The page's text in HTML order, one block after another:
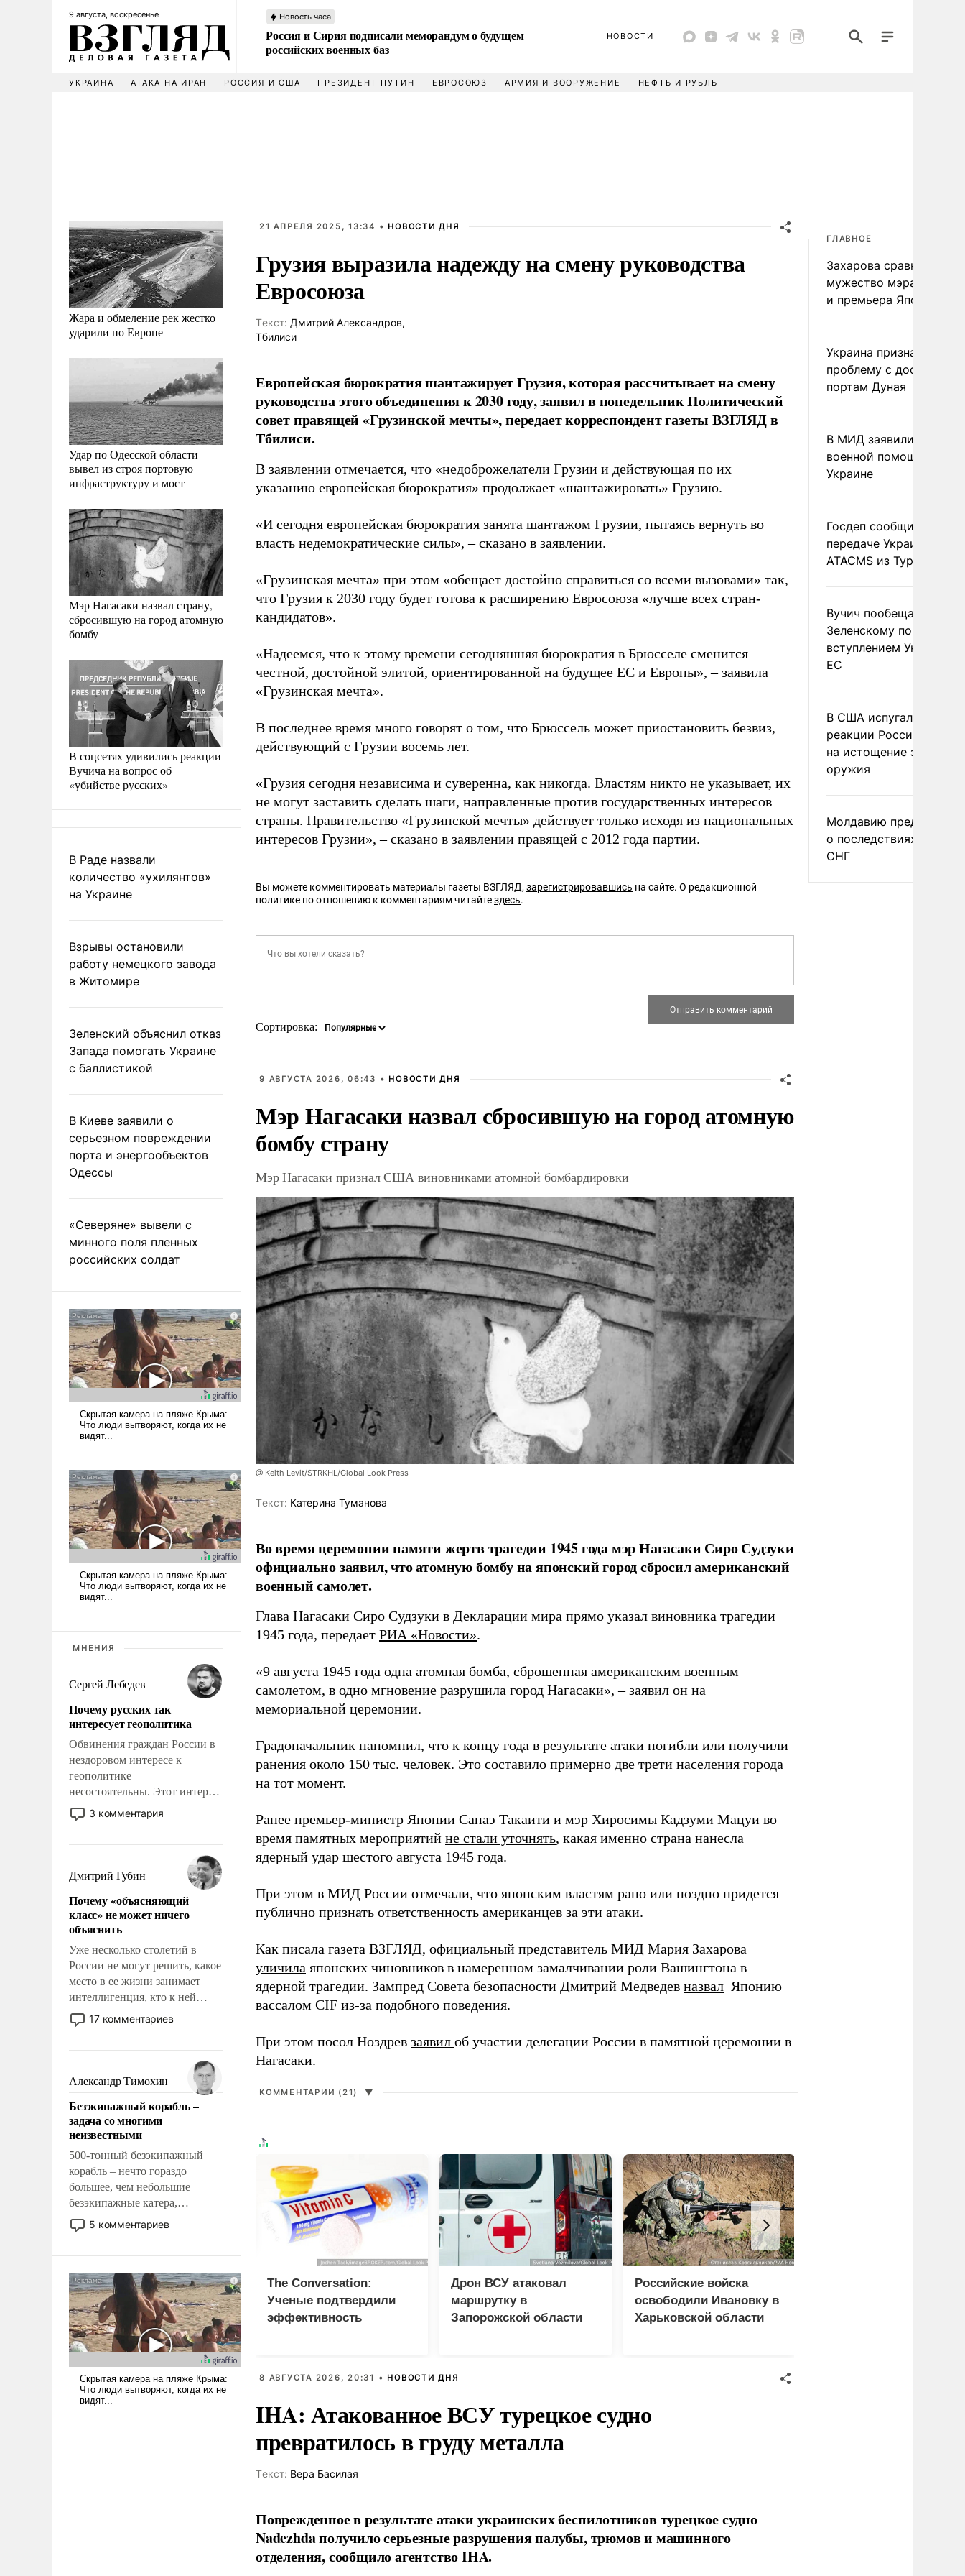
9 августа, воскресенье Новость часа
Россия и Сирия подписали меморандум о будущем
российских военных баз
НОВОСТИ
УКРАИНА АТАКА НА ИРАН РОССИЯ И США ПРЕЗИДЕНТ ПУТИН ЕВРОСОЮЗ АРМИЯ И ВООРУЖЕНИЕ НЕФТЬ И РУБЛЬ
Жара и обмеление рек жестко
ударили по Европе
Удар по Одесской области
вывел из строя портовую
инфраструктуру и мост
Мэр Нагасаки назвал страну,
сбросившую на город атомную
бомбу
В соцсетях удивились реакции
Вучича на вопрос об
«убийстве русских»
В Раде назвали
количество «ухилянтов»
на Украине
Взрывы остановили
работу немецкого завода
в Житомире
Зеленский объяснил отказ
Запада помогать Украине
с баллистикой
В Киеве заявили о
серьезном повреждении
порта и энергообъектов
Одессы
«Северяне» вывели с
минного поля пленных
российских солдат
МНЕНИЯ
Сергей Лебедев
Почему русских так
интересует геополитика
Обвинения граждан России в
нездоровом интересе к
геополитике –
несостоятельны. Этот интерес
рационален и прагматичен. Он
обусловлен тысячелетним
фундаментальным знанием,
что мировая политика имеет
свойство заявляться на порог
нашего дома.
3 комментария
Дмитрий Губин
Почему «объясняющий
класс» не может ничего
объяснить
Уже несколько столетий в
России не могут решить, какое
место в ее жизни занимает
интеллигенция, кто к ней
принадлежит, а кого из нее
исключили с правом
чем она отличается от просто
образованных людей. Иногда
казалось, что эти вопросы
решены раз и навсегда, но –
нет, не решены.
17 комментариев
Александр Тимохин
Безэкипажный корабль –
задача со многими
неизвестными
500-тонный безэкипажный
корабль – нечто гораздо
большее, чем небольшие
безэкипажные катера,
применение которых уже
стало обыденностью. Задача по
и ее реализация радикально
поднимет наши боевые
возможности.
5 комментариев
21 АПРЕЛЯ 2025, 13:34 • НОВОСТИ ДНЯ
Грузия выразила надежду на смену руководства
Евросоюза
Tекст: Дмитрий Александров,
Тбилиси
Европейская бюрократия шантажирует Грузия, которая рассчитывает на смену
руководства этого объединения к 2030 году, заявил в понедельник Политический
совет правящей «Грузинской мечты», передает корреспондент газеты ВЗГЛЯД в
Тбилиси.
В заявлении отмечается, что «недоброжелатели Грузии и действующая по их
указанию европейская бюрократия» продолжает «шантажировать» Грузию.
«И сегодня европейская бюрократия занята шантажом Грузии, пытаясь вернуть во
власть недемократические силы», – сказано в заявлении.
«Грузинская мечта» при этом «обещает достойно справиться со всеми вызовами» так,
что Грузия к 2030 году будет готова к расширению Евросоюза «лучше всех стран-
кандидатов».
«Надеемся, что к этому времени сегодняшняя бюрократия в Брюсселе сменится
честной, достойной элитой, ориентированной на будущее ЕС и Европы», – заявила
«Грузинская мечта».
В последнее время много говорят о том, что Брюссель может приостановить безвиз,
действующий с Грузии восемь лет.
«Грузия сегодня независима и суверенна, как никогда. Властям никто не указывает, их
не могут заставить сделать шаги, направленные против государственных интересов
страны. Правительство «Грузинской мечты» действует только исходя из национальных
интересов Грузии», – сказано в заявлении правящей с 2012 года партии.
Вы можете комментировать материалы газеты ВЗГЛЯД, зарегистрировавшись на сайте. О редакционной
политике по отношению к комментариям читайтездесь.
Сортировка:
9 АВГУСТА 2026, 06:43 • НОВОСТИ ДНЯ
Мэр Нагасаки назвал сбросившую на город атомную
бомбу страну
Мэр Нагасаки признал США виновниками атомной бомбардировки
@ Keith Levit/STRKHL/Global Look Press
Tекст: Катерина Туманова
Во время церемонии памяти жертв трагедии 1945 года мэр Нагасаки Сиро Судзуки
официально заявил, что атомную бомбу на японский город сбросил американский
военный самолет.
Глава Нагасаки Сиро Судзуки в Декларации мира прямо указал виновника трагедии
1945 года, передает РИА «Новости».
«9 августа 1945 года одна атомная бомба, сброшенная американским военным
самолетом, в одно мгновение разрушила город Нагасаки», – заявил он на
мемориальной церемонии.
Градоначальник напомнил, что к концу года в результате атаки погибли или получили
ранения около 150 тыс. человек. Это составило примерно две трети населения города
на тот момент.
Ранее премьер-министр Японии Санаэ Такаити и мэр Хиросимы Кадзуми Мацуи во
время памятных мероприятий не стали уточнять, какая именно страна нанесла
ядерный удар шестого августа 1945 года.
При этом в МИД России отмечали, что японским властям рано или поздно придется
публично признать ответственность американцев за эти атаки.
Как писала газета ВЗГЛЯД, официальный представитель МИД Мария Захарова
уличила японских чиновников в намеренном замалчивании роли Вашингтона в
ядерной трагедии. Зампред Совета безопасности Дмитрий Медведев назвал Японию
вассалом CIF из-за подобного поведения.
При этом посол Ноздрев заявил об участии делегации России в памятной церемонии в
Нагасаки.
КОММЕНТАРИИ (21) ▼
The Conversation:
Ученые подтвердили
эффективность
Дрон ВСУ атаковал
маршрутку в
Запорожской области
Российские войска
освободили Ивановку в
Харьковской области
8 АВГУСТА 2026, 20:31 • НОВОСТИ ДНЯ
IHA: Атакованное ВСУ турецкое судно
превратилось в груду металла
Tекст: Вера Басилая
Поврежденное в результате атаки украинских беспилотников турецкое судно
Nadezhda получило серьезные разрушения палубы, трюмов и машинного
отделения, сообщило агентство IHA.
ГЛАВНОЕ
Захарова сравнила
мужество мэра
и премьера Японии
Украина признала
проблему с доступом к
портам Дуная
В МИД заявили о
военной помощи
Украине
Госдеп сообщил о
передаче Украине
ATACMS из Турции
Вучич пообещал
Зеленскому помочь со
вступлением Украины в
ЕС
В США испугались
реакции России и
на истощение запасов
оружия
Молдавию
о последствиях выхода
СНГ